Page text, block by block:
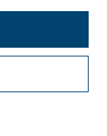
eine neue Art
oder
Beliebtheit. Sie